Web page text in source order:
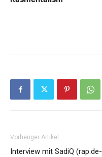
Vorheriger Artikel
Interview mit SadiQ (rap.de-